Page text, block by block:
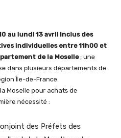
au lundi 13 avril inclus des
individuelles entre 11h00 et
de la Moselle ; une
dans plusieurs départements de
Île-de-France.
Moselle pour achats de
nécessité :
des Préfets des